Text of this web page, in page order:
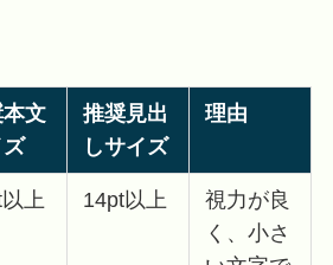
文
推奨見出
しサイズ
理由
上 14pt以上
視力が良
く、小さ